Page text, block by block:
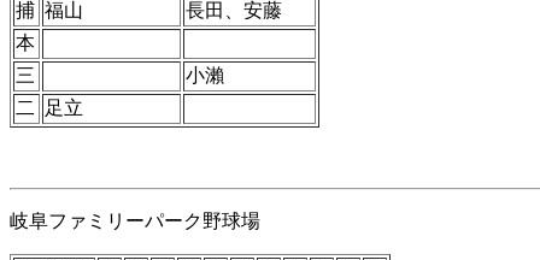
捕 福山
長田、安藤
本
三
小瀨
二
足立
岐阜ファミリーパーク野球場